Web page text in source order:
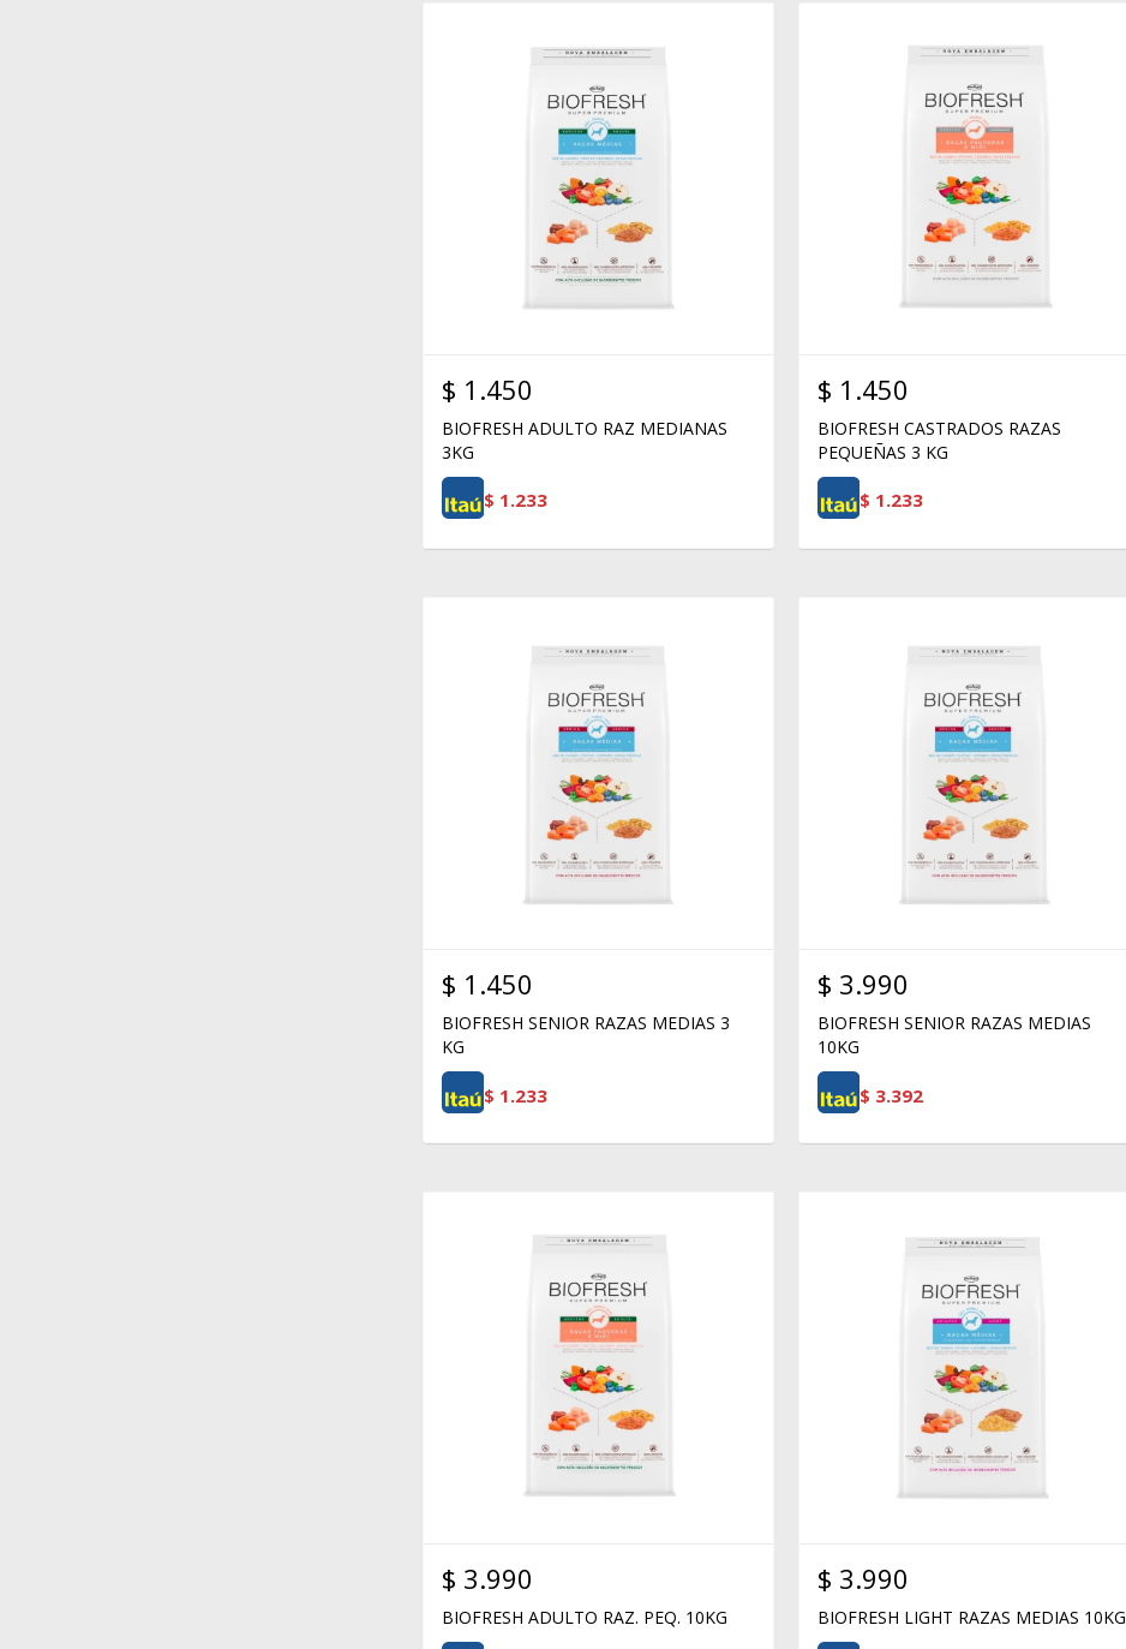
$ 1.450
BIOFRESH ADULTO RAZ MEDIANAS
3KG
$ 1.233
$ 1.450
BIOFRESH CASTRADOS RAZAS
PEQUEÑAS 3 KG
$ 1.233
$ 1.450
BIOFRESH SENIOR RAZAS MEDIAS 3
KG
$ 1.233
$ 3.990
BIOFRESH SENIOR RAZAS MEDIAS
10KG
$ 3.392
$ 3.990
BIOFRESH ADULTO RAZ. PEQ. 10KG
$ 3.990
BIOFRESH LIGHT RAZAS MEDIAS 10KG